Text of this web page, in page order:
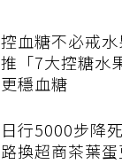
控血糖不必戒
推「7大控糖水
更穩血糖
日行5000步降
路換超商茶葉